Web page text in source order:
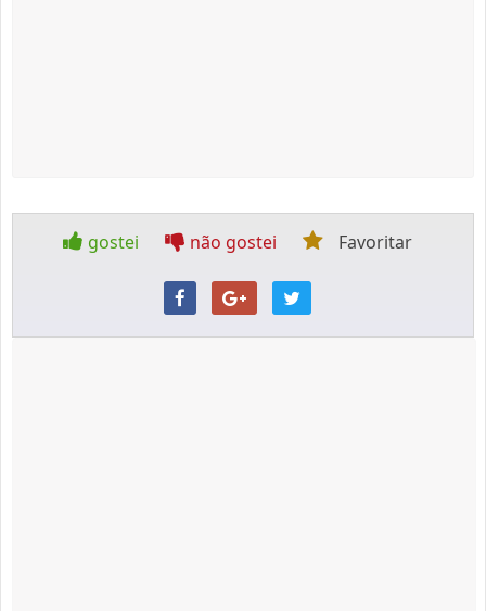
gostei não gostei Favoritar